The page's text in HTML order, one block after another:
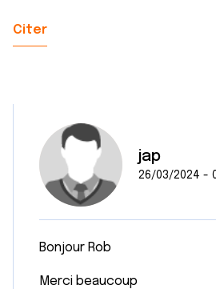
Citer
jap
26/03/2024 -
Bonjour Rob
Merci beaucoup